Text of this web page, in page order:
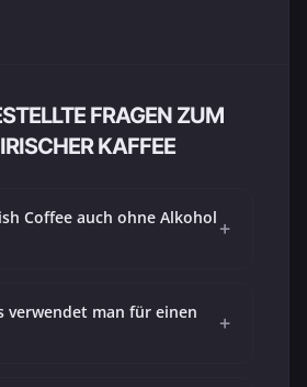
FRAGEN ZUM
KAFFEE
Coffee auch ohne Alkohol +
verwendet man für einen
+